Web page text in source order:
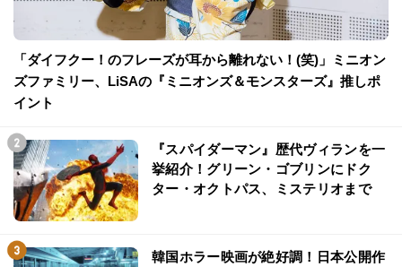
「ダイフクー！のフレーズが耳から離れない！(笑)」ミニオン
ズファミリー、LiSAの『ミニオンズ＆モンスターズ』推しポ
イント
『スパイダーマン』歴代ヴィランを一
挙紹介！グリーン・ゴブリンにドク
ター・オクトパス、ミステリオまで
韓国ホラー映画が絶好調！日本公開作